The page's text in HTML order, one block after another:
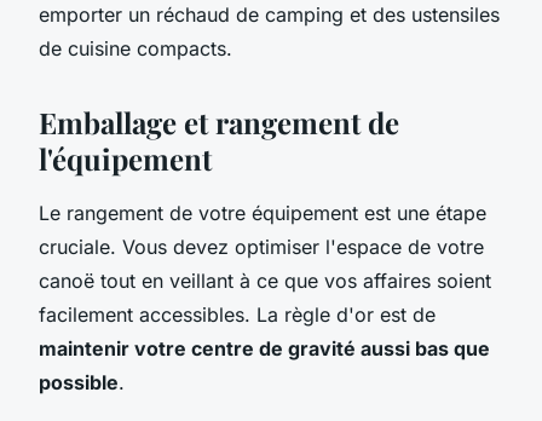
emporter un réchaud de camping et des ustensiles
de cuisine compacts.
Emballage et rangement de
l'équipement
Le rangement de votre équipement est une étape
cruciale. Vous devez optimiser l'espace de votre
canoë tout en veillant à ce que vos affaires soient
facilement accessibles. La règle d'or est de
maintenir votre centre de gravité aussi bas que
possible.